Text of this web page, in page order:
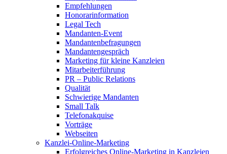
Empfehlungen
Honorarinformation
Legal Tech
Mandanten-Event
Mandantenbefragungen
Mandantengespräch
Marketing für kleine Kanzleien
Mitarbeiterführung
PR – Public Relations
Qualität
Schwierige Mandanten
Small Talk
Telefonakquise
Vorträge
Webseiten
Kanzlei-Online-Marketing
Erfolgreiches Online-Marketing in Kanzleien